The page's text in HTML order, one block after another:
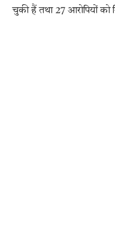
चुकी हैं तथा 27 आरोपियों को